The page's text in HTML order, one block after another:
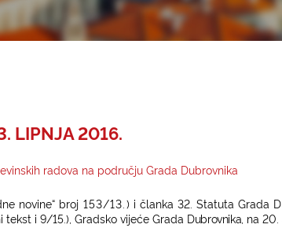
LIPNJA 2016.
radova na području Grada Dubrovnika
ne novine“ broj153/13.) ičlanka32. Statuta Grada D
tekst i 9/15.), Gradsko vijeće Grada Dubrovnika na 20.